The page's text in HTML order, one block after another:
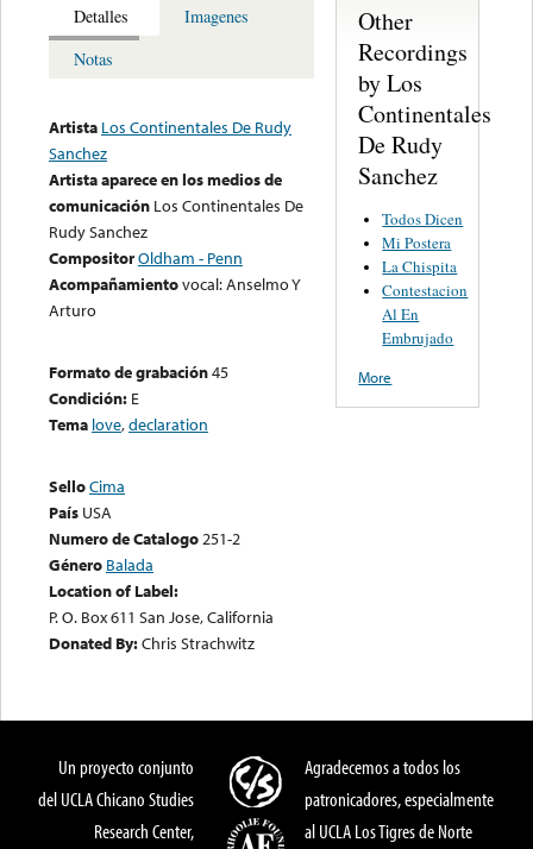
Detalles
Imagenes
Notas
Artista Los Continentales De Rudy
Sanchez
Artista aparece en los medios de
comunicación Los Continentales De
Rudy Sanchez
CompositorOldham - Penn
Acompañamientovocal: Anselmo Y
Arturo
Formato de grabación45
Condición: E
Tema love,declaration
SelloCima
País USA
Numero de Catalogo251-2
Género Balada
Location of Label:
P. O. Box 611 San Jose, California
Donated By:Chris Strachwitz
Other
Recordings
by Los
Continentales
De Rudy
Sanchez
Todos Dicen
Mi Postera
La Chispita
Contestacion
Al En
Embrujado
More
Un proyecto conjunto
del UCLA Chicano Studies
Research Center,
Agradecemos a todos los
patronicadores, especialmente
al UCLA Los Tigres de Norte